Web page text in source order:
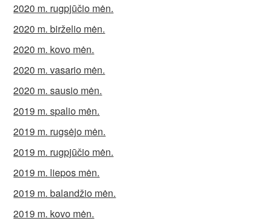
2020 m. rugpjūčio mėn.
2020 m. birželio mėn.
2020 m. kovo mėn.
2020 m. vasario mėn.
2020 m. sausio mėn.
2019 m. spalio mėn.
2019 m. rugsėjo mėn.
2019 m. rugpjūčio mėn.
2019 m. liepos mėn.
2019 m. balandžio mėn.
2019 m. kovo mėn.